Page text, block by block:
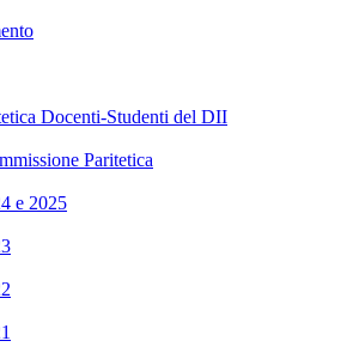
Docenti-Studenti del DII
Paritetica
e 2025